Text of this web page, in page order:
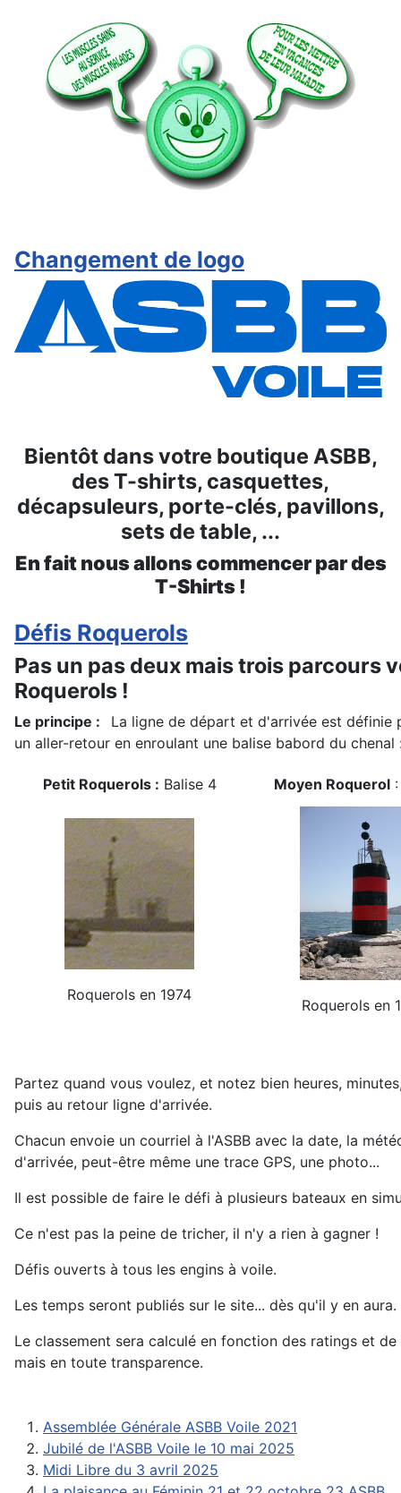
Changement de logo
Bientôt dans votre boutique ASBB,
des T-shirts, casquettes,
décapsuleurs, porte-clés, pavillons,
sets de table, ...
En fait nous allons commencer par des
T-Shirts !
Défis Roquerols
Pas un pas deux mais trois parcours
Roquerols !
Le principe : La ligne de départ et d'arrivée est définie
un aller-retour en enroulant une balise babord du chenal
Petit Roquerols : Balise 4 Moyen Roquerol
Roquerols en 1974
Roquerols en
Partez quand vous voulez, et notez bien heures,
puis au retour ligne d'arrivée.
Chacun envoie un courriel à l'ASBB avec la date, la
d'arrivée, peut-être même une trace GPS, une photo...
Il est possible de faire le défi à plusieurs bateaux en
Ce n'est pas la peine de tricher, il n'y a rien à gagner !
Défis ouverts à tous les engins à voile.
Les temps seront publiés sur le site... dès qu'il y en aura.
Le classement sera calculé en fonction des ratings et
mais en toute transparence.
Assemblée Générale ASBB Voile 2021
Jubilé de l'ASBB Voile le 10 mai 2025
Midi Libre du 3 avril 2025